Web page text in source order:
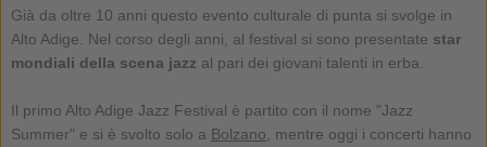
Già da oltre 10 anni questo evento culturale di punta si svolge in
Alto Adige. Nel corso degli anni, al festival si sono presentate star
mondiali della scena jazz al pari dei giovani talenti in erba.
Il primo Alto Adige Jazz Festival è partito con il nome "Jazz
Summer" e si è svolto solo a Bolzano , mentre oggi i concerti hanno